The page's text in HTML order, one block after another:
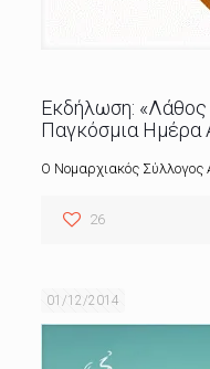
Εκδήλωση: «Λάθος
Παγκόσμια Ημέρα
Ο Νομαρχιακός
26
01/12/2014